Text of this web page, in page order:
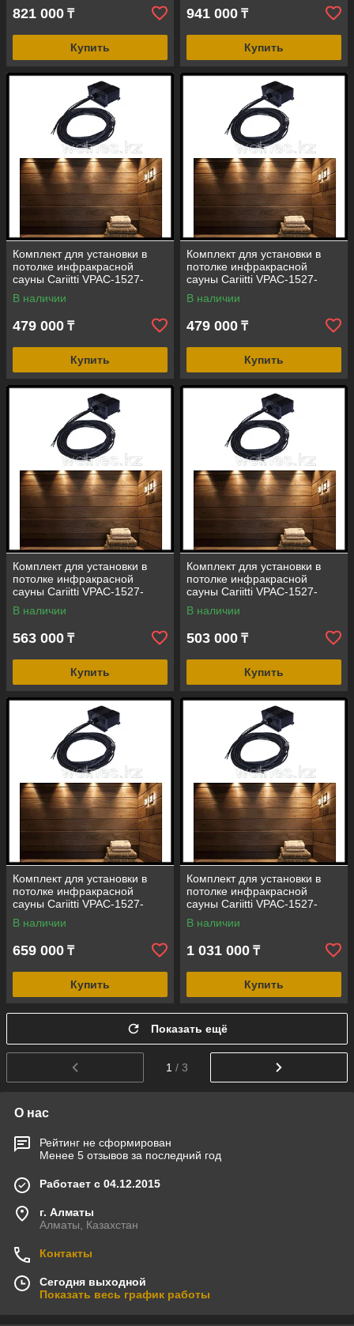
821 000 ₸
Купить
941 000 ₸
Купить
Комплект для установки в
потолке инфракрасной
сауны Cariitti VPAC-1527-
B532 (стекловолокно, 4+1
точка)
В наличии
479 000 ₸
Купить
Комплект для установки в
потолке инфракрасной
сауны Cariitti VPAC-1527-
F325 (стекловолокно, 7
точек)
В наличии
479 000 ₸
Купить
Комплект для установки в
потолке инфракрасной
сауны Cariitti VPAC-1527-
F335 (стекловолокно, 7
точек)
В наличии
563 000 ₸
Купить
Комплект для установки в
потолке инфракрасной
сауны Cariitti VPAC-1527-
S832 (стекловолокно, 7+1
точка)
В наличии
503 000 ₸
Купить
Комплект для установки в
потолке инфракрасной
сауны Cariitti VPAC-1527-
N211 (стекловолокно, 10+1
точка)
В наличии
659 000 ₸
Купить
Комплект для установки в
потолке инфракрасной
сауны Cariitti VPAC-1527-
L114 (стекловолокно, 10+1
точка)
В наличии
1 031 000 ₸
Купить
Показать ещё
1 / 3
О нас
Рейтинг не сформирован
Менее 5 отзывов за последний год
Работает с 04.12.2015
г. Алматы
Алматы, Казахстан
Контакты
Сегодня выходной
Показать весь график работы